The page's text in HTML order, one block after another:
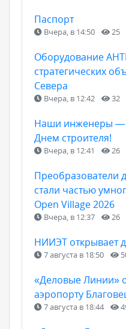
Паспорт
Вчера, в 14:50 25
Оборудование
стратегических
Севера
Вчера, в 12:42 32
Наши инженеры —
Днем строителя!
Вчера, в 12:41 26
Преобразователи
стали частью
Open Village 2026
Вчера, в 12:37 26
НИИЭТ открывает
7 августа в 18:50
«Деловые Линии»
аэропорту
7 августа в 18:44